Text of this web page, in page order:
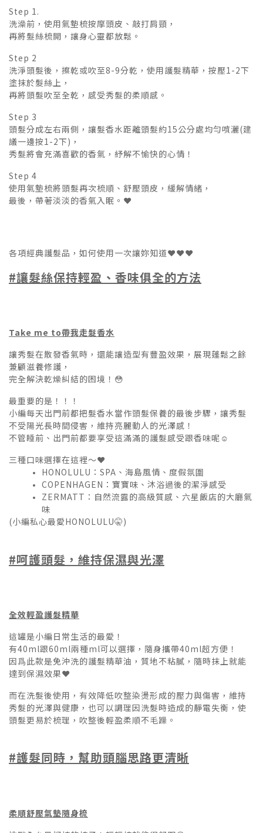
Step 1.
洗澡前，使用氣墊梳按摩頭皮、敲打肩頸，
再將髮絲梳開，讓身心靈都放鬆。
Step 2
洗淨頭髮後，擦乾或吹至8-9分乾，使用護髮精華，按壓1-2下
塗抹於髮絲上，
再將頭髮吹至全乾，感受秀髮的柔順感。
Step 3
頭髮分成左右兩側，讓髮香水距離頭髮約15公分處均勻噴灑(建
議一邊按1-2下)，
秀髮將會充滿喜歡的香氣，紓解不愉快的心情！
Step 4
使用氣墊梳將頭髮再次梳順、舒壓頭皮，緩解情緒，
最後，帶著淡淡的香氣入眠。❤️
各項經典護髮品，如何使用一次讓妳知道❤️❤️❤️
#讓髮絲保持輕盈、香味俱全的方法
Take me to帶我走髮香水
讓秀髮在散發香氣時，還能讓造型有豐盈效果，展現蓬鬆之餘
兼顧滋養修護，
完全解決乾燥糾結的困境！😳
最重要的是！！！
小編每天出門前都把髮香水當作頭髮保養的最後步驟，讓秀髮
不受陽光長時間侵害，維持亮麗動人的光澤感！
不管睡前、出門前都要享受這滿滿的護髮感受跟香味呢☺️
三種口味選擇在這裡～❤️
HONOLULU：SPA、海島風情、度假氛圍
COPENHAGEN：寶寶味、沐浴過後的潔淨感受
ZERMATT：自然流露的高級質感、六星飯店的大廳氣
味
(小編私心最愛HONOLULU🤫)
#呵護頭髮，維持保濕與光澤
全效輕盈護髮精華
這罐是小編日常生活的最愛！
有40ml跟60ml兩種ml可以選擇，隨身攜帶40ml超方便！
因爲此款是免沖洗的護髮精華油，質地不粘膩，隨時抹上就能
達到保濕效果❤️
而在洗髮後使用，有效降低吹整染燙形成的壓力與傷害，維持
秀髮的光澤與健康，也可以調理因洗髮時造成的靜電失衡，使
頭髮更易於梳理，吹整後輕盈柔順不毛躁。
#護髮同時，幫助頭腦思路更清晰
柔順舒壓氣墊隨身梳